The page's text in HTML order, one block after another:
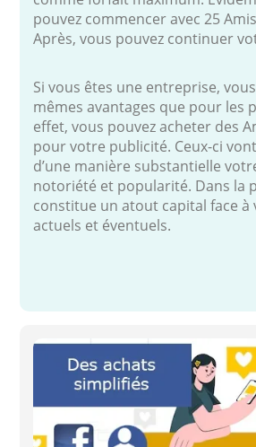
pouvez commencer avec 25
Après, vous pouvez continuer
Si vous êtes une entreprise,
mêmes avantages que pour les
effet, vous pouvez acheter des
pour votre publicité. Ceux-ci
d’une manière substantielle
notoriété et popularité. Dans la
constitue un atout capital face à
actuels et éventuels.